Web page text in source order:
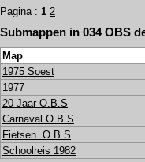
Pagina : 1 2
Submappen in 034 OBS
Map
1975 Soest
1977
20 Jaar O.B.S
Carnaval O.B.S
Fietsen. O.B.S
Schoolreis 1982